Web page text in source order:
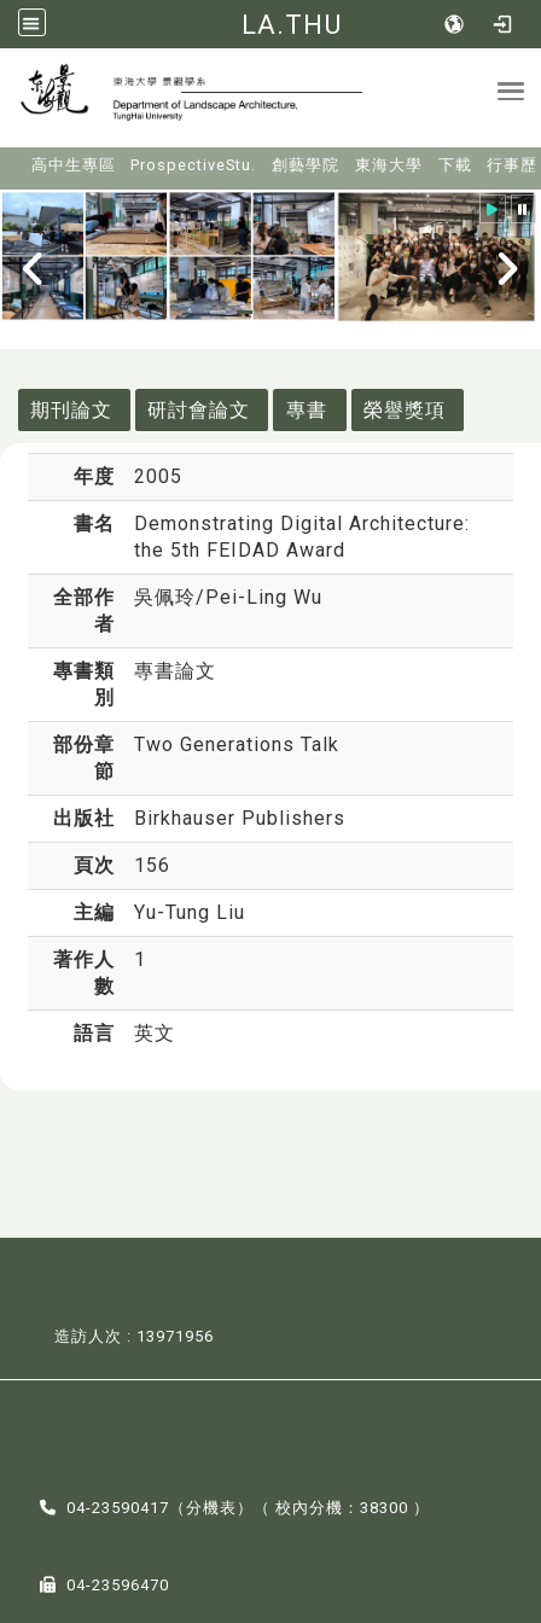
LA.THU
高中生專區 ProspectiveStu. 創藝學院 東海大學 下載 行事歷
期刊論文
研討會論文 專書 榮譽獎項
年度 2005
書名
Demonstrating Digital Architecture:
the 5th FEIDAD Award
全部作
者
吳佩玲/Pei-Ling Wu
專書類
別
專書論文
部份章
節
Two Generations Talk
出版社 Birkhauser Publishers
頁次 156
主編 Yu-Tung Liu
著作人
數
1
語言 英文
造訪人次 : 13971956
04-23590417（分機表 ）（ 校內分機：38300 ）
04-23596470